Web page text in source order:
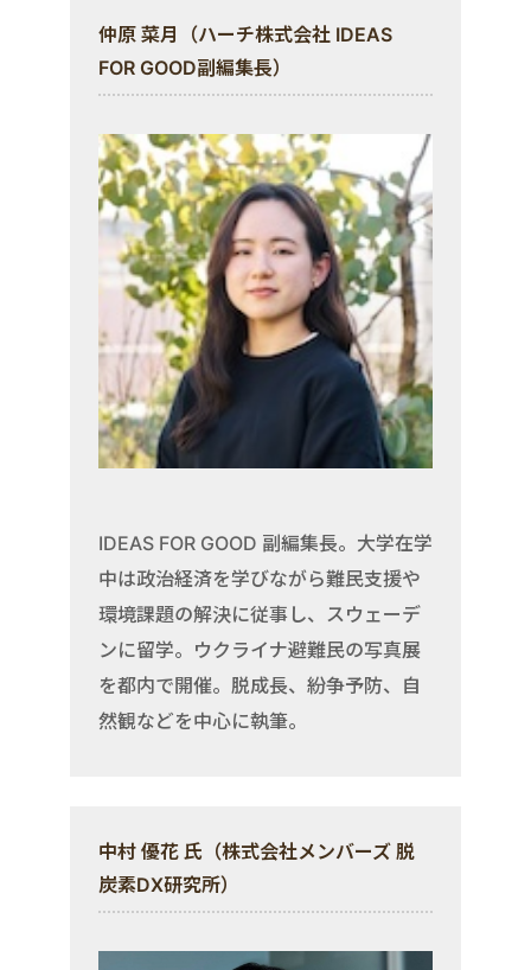
仲原 菜月（ハーチ株式会社 IDEAS
FOR GOOD副編集長）
IDEAS FOR GOOD 副編集長。大学在学
中は政治経済を学びながら難民支援や
環境課題の解決に従事し、スウェーデ
ンに留学。ウクライナ避難民の写真展
を都内で開催。脱成長、紛争予防、自
然観などを中心に執筆。
中村 優花 氏（株式会社メンバーズ 脱
炭素DX研究所）